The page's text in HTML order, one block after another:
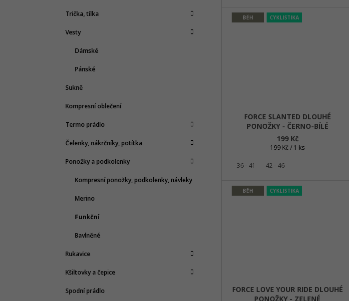
Trička, tílka
Vesty
Dámské
Pánské
Sukně
Kompresní oblečení
Termo prádlo
Čelenky, nákrčníky, potítka
Ponožky a podkolenky
Kompresní ponožky, podkolenky, návleky
Merino
Funkční
Bavlněné
Rukavice
Kšiltovky a čepice
Spodní prádlo
BĚH CYKLISTIKA
FORCE SLANTED DLOUHÉ
PONOŽKY - ČERNO-BÍLÉ
199 Kč
Měrná
199 Kč / 1 ks
36 - 41 42 - 46
BĚH CYKLISTIKA
FORCE LOVE YOUR RIDE DLOUHÉ
PONOŽKY - ZELENÉ